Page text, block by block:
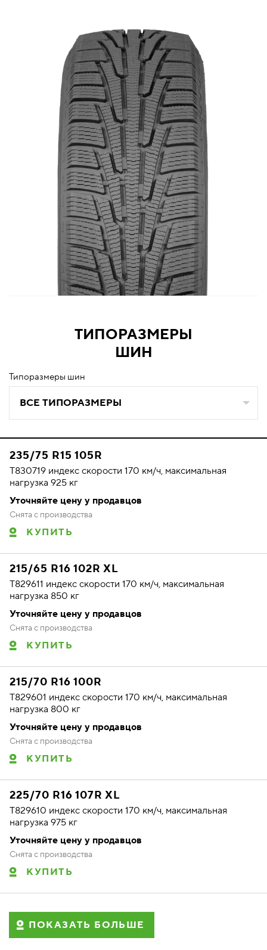
ТИПОРАЗМЕРЫ
ШИН
Типоразмеры шин
ВСЕ ТИПОРАЗМЕРЫ
235/75 R15 105R
T830719 индекс скорости 170 км/ч, максимальная
нагрузка 925 кг
Уточняйте цену у продавцов
Снята с производства
КУПИТЬ
215/65 R16 102R XL
T829611 индекс скорости 170 км/ч, максимальная
нагрузка 850 кг
Уточняйте цену у продавцов
Снята с производства
КУПИТЬ
215/70 R16 100R
T829601 индекс скорости 170 км/ч, максимальная
нагрузка 800 кг
Уточняйте цену у продавцов
Снята с производства
КУПИТЬ
225/70 R16 107R XL
T829610 индекс скорости 170 км/ч, максимальная
нагрузка 975 кг
Уточняйте цену у продавцов
Снята с производства
КУПИТЬ
ПОКАЗАТЬ БОЛЬШЕ